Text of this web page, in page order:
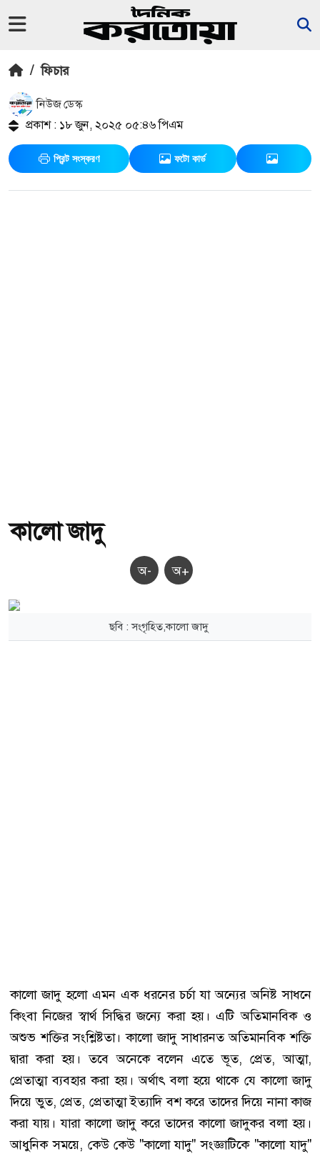
/ ফিচার
নিউজ ডেস্ক
প্রকাশ : ১৮ জুন, ২০২৫ ০৫:৪৬ পিএম
প্রিন্ট সংস্করণ ফটো কার্ড
কালো জাদু
অ- অ+
ছবি : সংগৃহিত,কালো জাদু
কালো জাদু হলো এমন এক ধরনের চর্চা যা অন্যের অনিষ্ট সাধনে
কিংবা নিজের স্বার্থ সিদ্ধির জন্যে করা হয়। এটি অতিমানবিক ও
অশুভ শক্তির সংশ্লিষ্টতা। কালো জাদু সাধারনত অতিমানবিক শক্তি
দ্বারা করা হয়। তবে অনেকে বলেন এতে ভূত, প্রেত, আত্মা,
প্রেতাত্মা ব্যবহার করা হয়। অর্থাৎ বলা হয়ে থাকে যে কালো জাদু
দিয়ে ভুত, প্রেত, প্রেতাত্মা ইত্যাদি বশ করে তাদের দিয়ে নানা কাজ
করা যায়। যারা কালো জাদু করে তাদের কালো জাদুকর বলা হয়।
আধুনিক সময়ে, কেউ কেউ "কালো যাদু" সংজ্ঞাটিকে "কালো যাদু"